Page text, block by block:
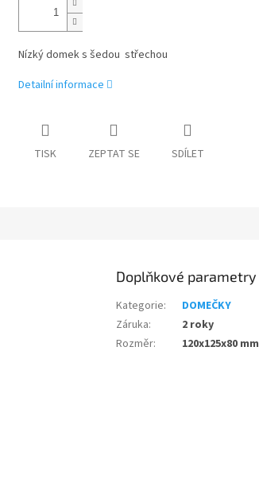
Nízký domek s šedou střechou
Detailní informace
TISK ZEPTAT SE SDÍLET
Doplňkové parametry
Kategorie:
DOMEČKY
Záruka:
2 roky
Rozměr: 120x125x80 mm